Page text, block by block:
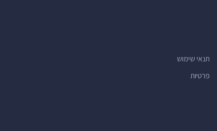
תנאי שימוש
פרטיות